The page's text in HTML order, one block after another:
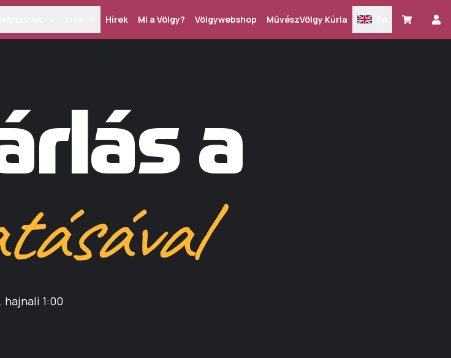
Hírek Mi a Völgy? Völgywebshop MűvészVölgy Kúria
a
hajnali 1:00